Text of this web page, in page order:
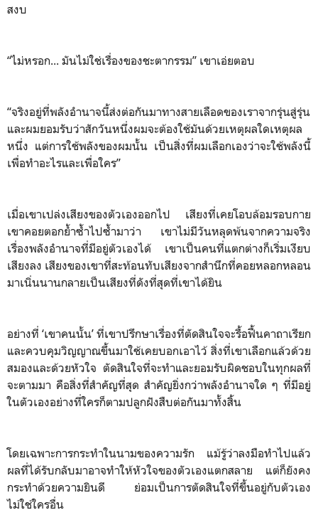
สงบ
“ไม่หรอก... มันไม่ใช่เรื่องของชะตากรรม” เขาเอ่ยตอบ
“จริงอยู่ที่พลังอำนาจนี้ส่งต่อกันมาทางสายเลือดของเราจากรุ่นสู่รุ่น
และผมยอมรับว่าสักวันหนึ่งผมจะต้องใช้มันด้วยเหตุผลใดเหตุผล
หนึ่ง แต่การใช้พลังของผมนั้น เป็นสิ่งที่ผมเลือกเองว่าจะใช้พลังนี้
เพื่อทำอะไรและเพื่อใคร”
เมื่อเขาเปล่งเสียงของตัวเองออกไป เสียงที่เคยโอบล้อมรอบกาย
เขาคอยตอกย้ำซ้ำไปซ้ำมาว่า เขาไม่มีวันหลุดพ้นจากความจริง
เรื่องพลังอำนาจที่มีอยู่ตัวเองได้ เขาเป็นคนที่แตกต่างก็เริ่มเงียบ
เสียงลง เสียงของเขาที่สะท้อนทับเสียงจากสำนึกที่คอยหลอกหลอน
มาเนิ่นนานกลายเป็นเสียงที่ดังที่สุดที่เขาได้ยิน
อย่างที่ ‘เขาคนนั้น’ ที่เขาปรึกษาเรื่องที่ตัดสินใจจะรื้อฟื้นคาถาเรียก
และควบคุมวิญญาณขึ้นมาใช้เคยบอกเอาไว้ สิ่งที่เขาเลือกแล้วด้วย
สมองและด้วยหัวใจ ตัดสินใจที่จะทำและยอมรับผิดชอบในทุกผลที่
จะตามมา คือสิ่งที่สำคัญที่สุด สำคัญยิ่งกว่าพลังอำนาจใด ๆ ที่มีอยู่
ในตัวเองอย่างที่ใครก็ตามปลูกฝังสืบต่อกันมาทั้งสิ้น
โดยเฉพาะการกระทำในนามของความรัก แม้รู้ว่าลงมือทำไปแล้ว
ผลที่ได้รับกลับมาอาจทำให้หัวใจของตัวเองแตกสลาย แต่ก็ยังคง
กระทำด้วยความยินดี ย่อมเป็นการตัดสินใจที่ขึ้นอยู่กับตัวเอง
ไม่ใช่ใครอื่น